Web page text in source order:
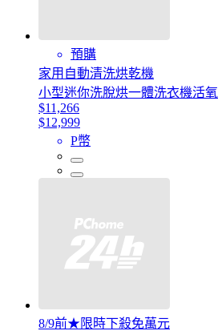
預購
家用自動清洗烘乾機
小型迷你洗脫烘一體洗衣機活
$11,266
$12,999
P幣
8/9前★限時下殺免萬元